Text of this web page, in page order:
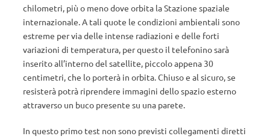
chilometri, più o meno dove orbita la Stazione spaziale
internazionale. A tali quote le condizioni ambientali sono
estreme per via delle intense radiazioni e delle forti
variazioni di temperatura, per questo il telefonino sarà
inserito all’interno del satellite, piccolo appena 30
centimetri, che lo porterà in orbita. Chiuso e al sicuro, se
resisterà potrà riprendere immagini dello spazio esterno
attraverso un buco presente su una parete.
In questo primo test non sono previsti collegamenti diretti